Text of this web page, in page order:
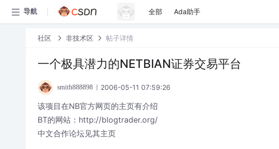
导航 全部 Ada助手
社区 非技术区 帖子详情
一个极具潜力的NETBIAN证券交易平台
smith888898 2006-05-11 07:59:26
该项目在NB官方网页的主页有介绍
BT的网站：http://blogtrader.org/
中文合作论坛见其主页